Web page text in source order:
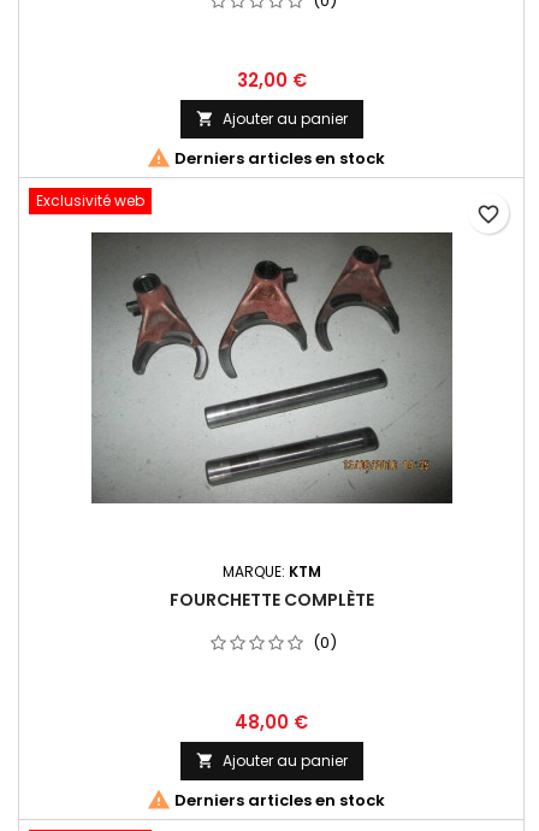
32,00 €
 Ajouter au panier
 Derniers articles en stock
Exclusivité web
MARQUE: KTM
FOURCHETTE COMPLÈTE
(0)
48,00 €
 Ajouter au panier
 Derniers articles en stock
favorite_border